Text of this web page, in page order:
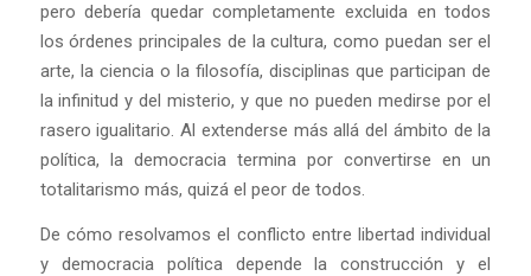
pero debería quedar completamente excluida en todos
los órdenes principales de la cultura, como puedan ser el
arte, la ciencia o la filosofía, disciplinas que participan de
la infinitud y del misterio, y que no pueden medirse por el
rasero igualitario. Al extenderse más allá del ámbito de la
política, la democracia termina por convertirse en un
totalitarismo más, quizá el peor de todos.
De cómo resolvamos el conflicto entre libertad individual
y democracia política depende la construcción y el